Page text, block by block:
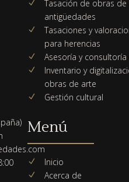
N
Tasación de obras de
antigüedades
N
Tasaciones y
para herencias
N Asesoría y
N
Inventario y
obras de arte
N Gestión cultural
Menú
N Inicio
N Acerca de